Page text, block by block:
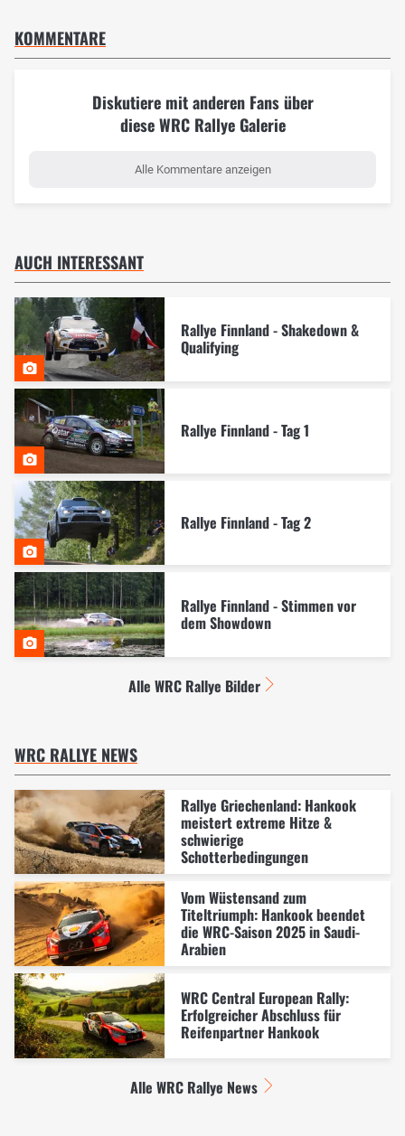
KOMMENTARE
Diskutiere mit anderen Fans über
diese WRC Rallye Galerie
Alle Kommentare anzeigen
AUCH INTERESSANT
Rallye Finnland - Shakedown &
Qualifying
Rallye Finnland - Tag 1
Rallye Finnland - Tag 2
Rallye Finnland - Stimmen vor
dem Showdown
Alle WRC Rallye Bilder
WRC RALLYE NEWS
Rallye Griechenland: Hankook
meistert extreme Hitze &
schwierige
Schotterbedingungen
Vom Wüstensand zum
Titeltriumph: Hankook beendet
die WRC-Saison 2025 in Saudi-
Arabien
WRC Central European Rally:
Erfolgreicher Abschluss für
Reifenpartner Hankook
Alle WRC Rallye News